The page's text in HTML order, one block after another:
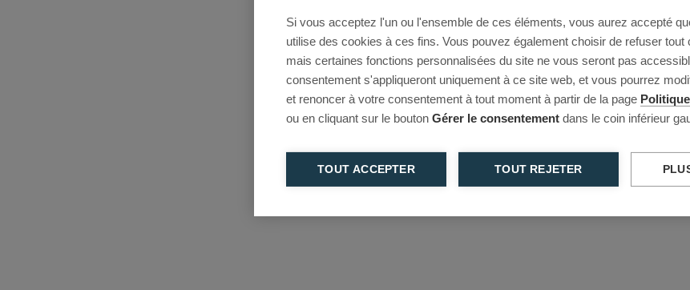
Si vous acceptez l'un ou l'ensemble de ces éléments, vous aurez accepté
utilise des cookies à ces fins. Vous pouvez également choisir de refuser tout
mais certaines fonctions personnalisées du site ne vous seront pas
consentement s'appliqueront uniquement à ce site web, et vous pourrez
et renoncer à votre consentement à tout moment à partir de la page
ou en cliquant sur le bouton Gérer le consentement dans le coin inférieur
TOUT ACCEPTER TOUT REJETER
Reload Back